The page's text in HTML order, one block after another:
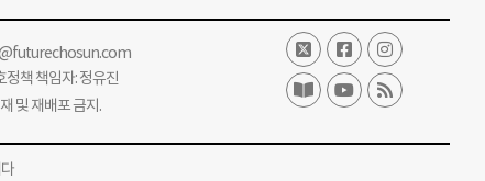
책 책임자: 정유진
및 재배포 금지.